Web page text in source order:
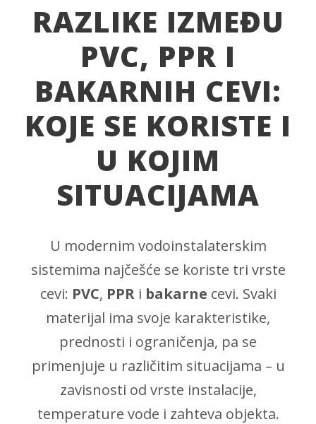
RAZLIKE IZMEĐU
PVC, PPR I
BAKARNIH CEVI:
KOJE SE KORISTE I
U KOJIM
SITUACIJAMA
U modernim vodoinstalaterskim
sistemima najčešće se koriste tri vrste
cevi: PVC, PPRi bakarne cevi. Svaki
materijal ima svoje karakteristike,
prednosti i ograničenja, pa se
primenjuje u različitim situacijama – u
zavisnosti od vrste instalacije,
temperature vode i zahteva objekta.